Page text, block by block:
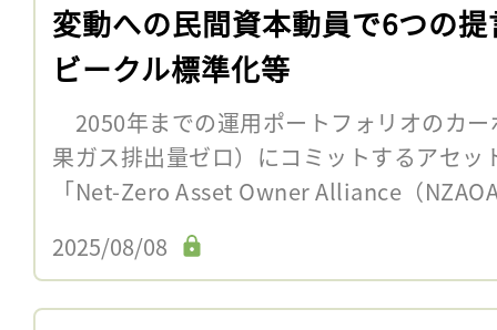
変動への民間資本動員で6つの提
ビークル標準化等
2050年までの運用ポートフォリオのカ
果ガス排出量ゼロ）にコミットするアセッ
「Net-Zero Asset Owner Alliance（
2025/08/08